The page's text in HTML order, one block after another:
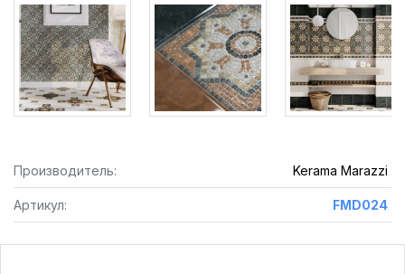
Производитель: Kerama Marazzi
Артикул: FMD024